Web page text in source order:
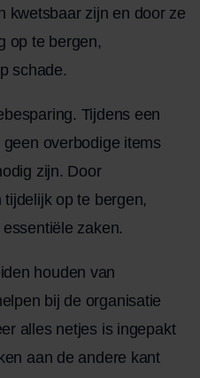
kwetsbaar zijn en door ze
op te bergen,
schade.
Tijdens een
overbodige items
zijn. Door
op te bergen,
zaken.
houden van
bij de organisatie
alles netjes is ingepakt
aan de andere kant